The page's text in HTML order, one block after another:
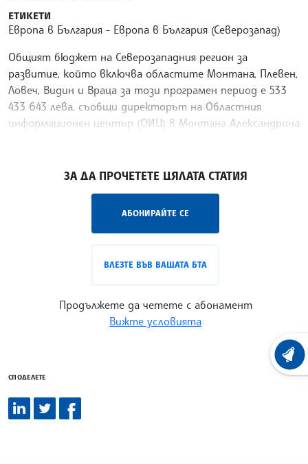
ЕТИКЕТИ
Европа в България
Европа в България (Северозапад)
Общият бюджет на Северозападния регион за
развитие, който включва областите Монтана, Плевен,
Ловеч, Видин и Враца за този програмен период е 533
433 643 лева, съобщи директорът на Областния
информационен център (ОИЦ) в Монтана Александрина
ЗА ДА ПРОЧЕТЕТЕ ЦЯЛАТА СТАТИЯ
АБОНИРАЙТЕ СЕ
ВЛЕЗТЕ ВЪВ ВАШАТА БТА
Продължете да четете с абонамент
Вижте условията
СПОДЕЛЕТЕ